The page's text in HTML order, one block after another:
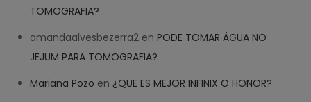
TOMOGRAFIA?
amandaalvesbezerra2 enPODE TOMAR ÁGUA NO
JEJUM PARA TOMOGRAFIA?
Mariana Pozo en ¿QUE ES MEJOR INFINIX O HONOR?